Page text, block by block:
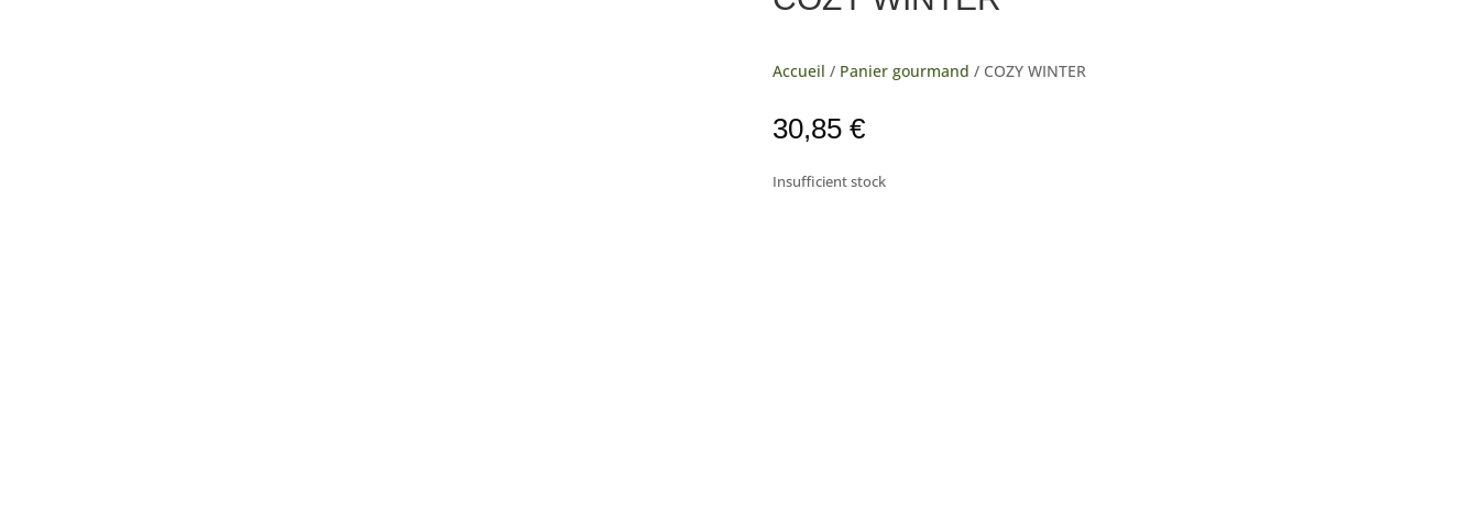
Accueil / Panier gourmand / COZY WINTER
30,85 €
Insufficient stock